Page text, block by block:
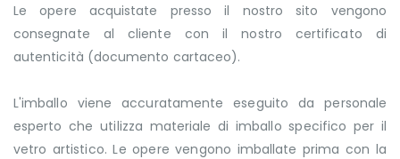
Le opere acquistate presso il nostro sito vengono
consegnate al cliente con il nostro certificato di
autenticità (documento cartaceo).
L'imballo viene accuratamente eseguito da personale
esperto che utilizza materiale di imballo specifico per il
vetro artistico. Le opere vengono imballate prima con la